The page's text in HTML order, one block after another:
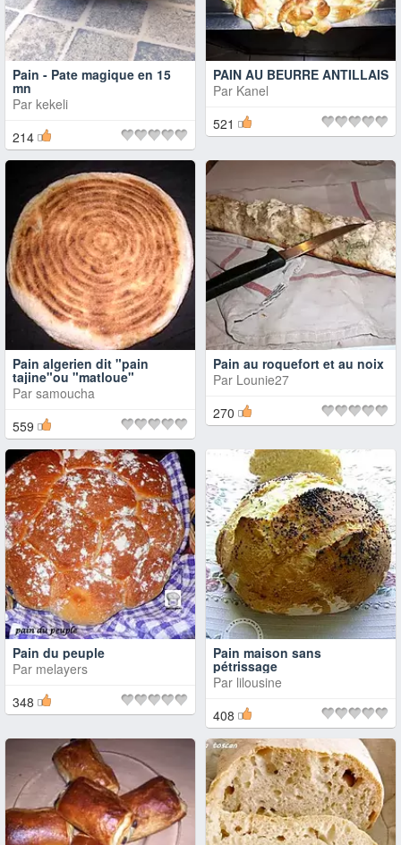
Pain - Pate magique en 15
mn
Par kekeli
214
PAIN AU BEURRE ANTILLAIS
Par Kanel
521
Pain algerien dit "pain
tajine"ou "matloue"
Par samoucha
559
Pain au roquefort et au noix
Par Lounie27
270
Pain du peuple
Par melayers
348
Pain maison sans
pétrissage
Par lilousine
408